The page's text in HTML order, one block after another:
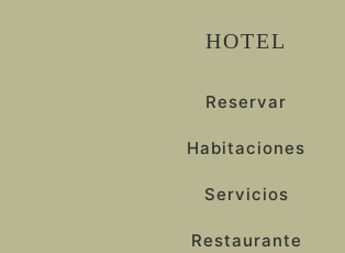
HOTEL
Reservar
Habitaciones
Servicios
Restaurante